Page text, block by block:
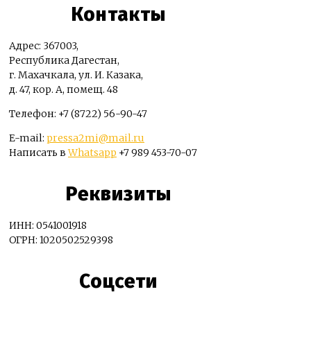
Контакты
Адрес: 367003,
Республика Дагестан,
г. Махачкала, ул. И. Казака,
д. 47, кор. А, помещ. 48
Телефон: +7 (8722) 56-90-47
E-mail: pressa2mi@mail.ru
Написать вWhatsapp +7 989 453-70-07
Реквизиты
ИНН: 0541001918
ОГРН: 1020502529398
Соцсети